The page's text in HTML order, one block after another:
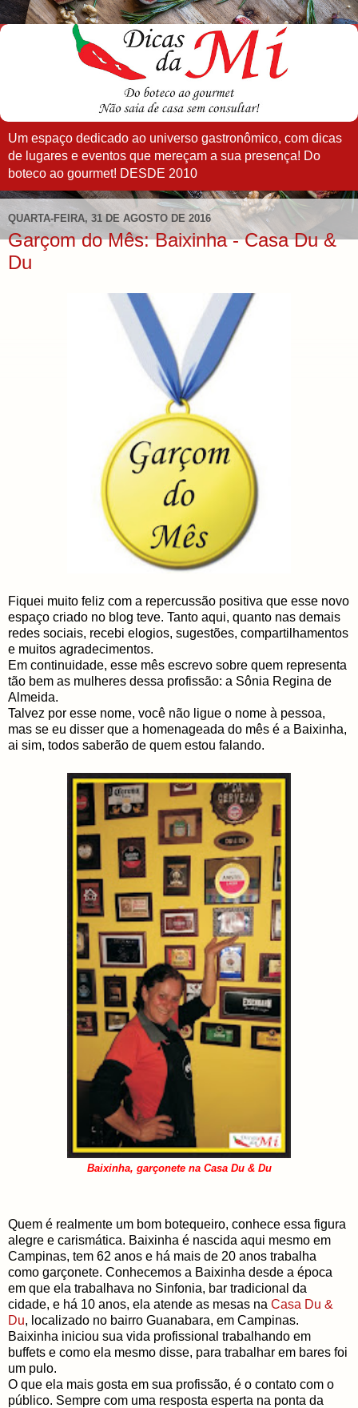
Um espaço dedicado ao universo gastronômico, com dicas
de lugares e eventos que mereçam a sua presença! Do
boteco ao gourmet! DESDE 2010
QUARTA-FEIRA, 31 DE AGOSTO DE 2016
Garçom do Mês: Baixinha - Casa Du &
Du
Fiquei muito feliz com a repercussão positiva que esse novo
espaço criado no blog teve. Tanto aqui, quanto nas demais
redes sociais, recebi elogios, sugestões, compartilhamentos
e muitos agradecimentos.
Em continuidade, esse mês escrevo sobre quem representa
tão bem as mulheres dessa profissão: a Sônia Regina de
Almeida.
Talvez por esse nome, você não ligue o nome à pessoa,
mas se eu disser que a homenageada do mês é a Baixinha,
ai sim, todos saberão de quem estou falando.
Baixinha, garçonete na Casa Du & Du
Quem é realmente um bom botequeiro, conhece essa figura
alegre e carismática. Baixinha é nascida aqui mesmo em
Campinas, tem 62 anos e há mais de 20 anos trabalha
como garçonete. Conhecemos a Baixinha desde a época
em que ela trabalhava no Sinfonia, bar tradicional da
cidade, e há 10 anos, ela atende as mesas na Casa Du &
Du, localizado no bairro Guanabara, em Campinas.
Baixinha iniciou sua vida profissional trabalhando em
buffets e como ela mesmo disse, para trabalhar em bares foi
um pulo.
O que ela mais gosta em sua profissão, é o contato com o
público. Sempre com uma resposta esperta na ponta da